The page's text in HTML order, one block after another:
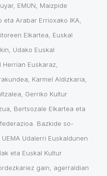
EMUN, Maizpide
eta Arabar Errioxako IKA,
Elkartea, Euskal
Udako Euskal
Euskaraz,
Karmel Aldizkaria,
Gerriko Kultur
Bertsozale Elkartea eta
Bazkide so-
Udalerri Euskaldunen
eta Euskal Kultur
gain, agerraldian